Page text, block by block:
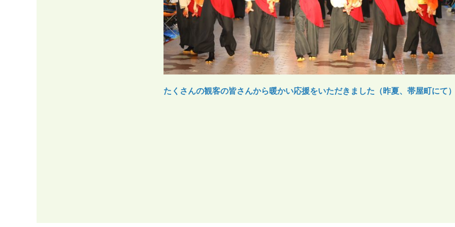
たくさんの観客の皆さんから暖かい応援をいただきました（昨夏、帯屋町にて